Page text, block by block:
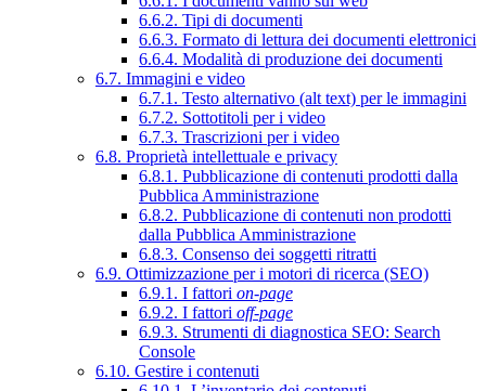
6.6.2. Tipi di documenti
6.6.3. Formato di lettura dei documenti elettronici
6.6.4. Modalità di produzione dei documenti
6.7. Immagini e video
6.7.1. Testo alternativo (alt text) per le immagini
6.7.2. Sottotitoli per i video
6.7.3. Trascrizioni per i video
6.8. Proprietà intellettuale e privacy
6.8.1. Pubblicazione di contenuti prodotti dalla
Pubblica Amministrazione
6.8.2. Pubblicazione di contenuti non prodotti
dalla Pubblica Amministrazione
6.8.3. Consenso dei soggetti ritratti
6.9. Ottimizzazione per i motori di ricerca (SEO)
6.9.1. I fattori on-page
6.9.2. I fattori off-page
6.9.3. Strumenti di diagnostica SEO: Search
Console
6.10. Gestire i contenuti